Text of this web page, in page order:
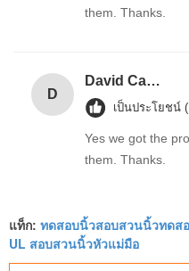
them. Thanks.
D
David Calabro
เป็นประโยชน์
Yes we got the
them. Thanks.
แท็ก: ทดสอบนิ้วสอบสวนนิ้วทดส
UL สอบสวนนิ้วหัวแม่มือ